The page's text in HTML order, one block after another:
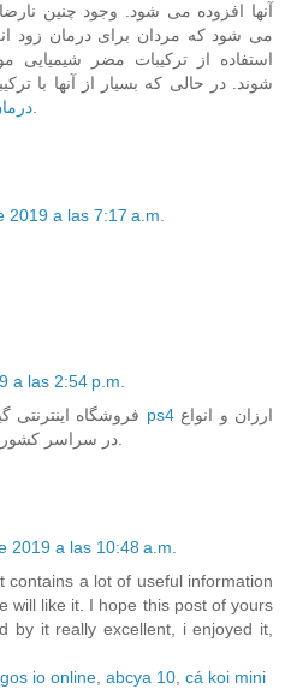
آنها افزوده می شود. وجود چنین
می شود که مردان برای درمان زود
استفاده از ترکیبات مضر
شوند. در حالی که بسیار از آنها با
2019 a las 7:17 a.m.
a las 2:54 p.m.
فروشگاه اینترنتی بازی ps4ارزان و انواع
2019 a las 10:48 a.m.
contains a lot of useful information
will like it. I hope this post of yours
by it really excellent, i enjoyed it,
io online abcya 10 cá koi mini